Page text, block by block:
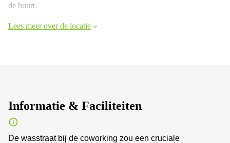
de buurt.
Lees meer over de locatie
Informatie & Faciliteiten
De wasstraat bij de coworking zou een cruciale